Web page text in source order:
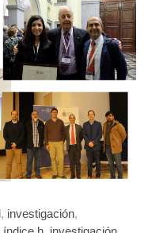
, investigación,